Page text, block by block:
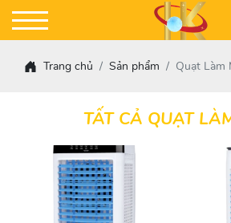
Trang chủ Sản phẩm Quạt Làm
TẤT CẢ QUẠT